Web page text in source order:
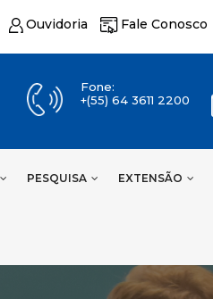
Ouvidoria Fale Conosco
Fone:
+(55) 64 3611 2200
PESQUISA EXTENSÃO